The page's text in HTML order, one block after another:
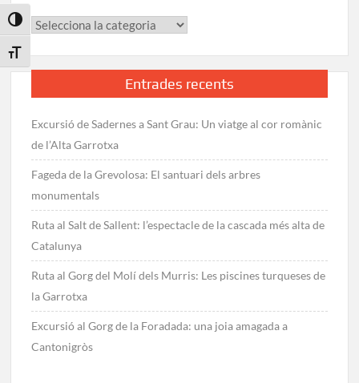
Toggle High Contrast
Toggle Font size
Categories
Entrades recents
Excursió de Sadernes a Sant Grau: Un viatge al cor romànic
de l’Alta Garrotxa
Fageda de la Grevolosa: El santuari dels arbres
monumentals
Ruta al Salt de Sallent: l’espectacle de la cascada més alta de
Catalunya
Ruta al Gorg del Molí dels Murris: Les piscines turqueses de
la Garrotxa
Excursió al Gorg de la Foradada: una joia amagada a
Cantonigròs